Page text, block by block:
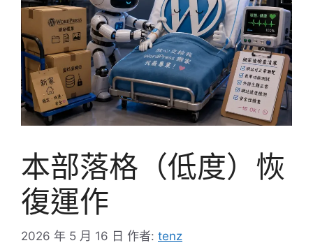
本部落格（低度）恢
復運作
2026 年 5 月 16 日 作者: tenz